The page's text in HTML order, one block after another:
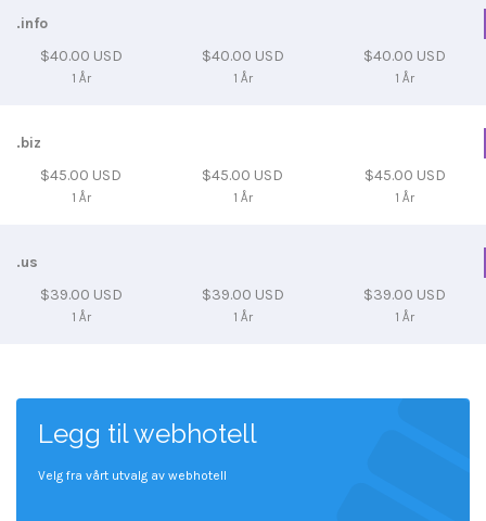
.info
$40.00 USD
1 År
$40.00 USD
1 År
$40.00 USD
1 År
.biz
$45.00 USD
1 År
$45.00 USD
1 År
$45.00 USD
1 År
.us
$39.00 USD
1 År
$39.00 USD
1 År
$39.00 USD
1 År
Legg til webhotell
Velg fra vårt utvalg av webhotell